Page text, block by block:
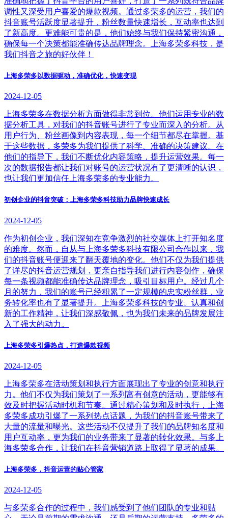
调性又深受用户喜爱的爆款视频。通过多荣多的运营，我们的
抖音账号活跃度显著提升，粉丝数量快速增长，互动率也达到
了新高度。更难能可贵的是，他们始终与我们保持紧密沟通，
确保每一个决策都能准确传达品牌理念。上海多荣多科技，是
我们抖音之旅的好伙伴！
上海多荣多以数据驱动，准确优化，快速变现
2024-12-05
上海多荣多在数据分析方面做得非常到位。他们运用专业的数
据分析工具，对我们的抖音账号进行了专业而深入的分析。从
用户行为、粉丝画像到内容表现，每一个细节都尽在掌握。基
于这些数据，多荣多为我们提供了科学、准确的决策建议。在
他们的指导下，我们不断优化内容策略，提升运营效果。每一
次的数据报告都让我们对账号的运营状况有了更清晰的认识，
也让我们更加信任上海多荣多的专业能力。
初创企业的抖音突破：上海多荣多科技助力品牌快速成长
2024-12-05
作为初创企业，我们深知在竞争激烈的社交媒体上打开知名度
的难度。然而，自从与上海多荣多科技有限公司合作以来，我
们的抖音账号便迎来了翻天覆地的变化。他们不仅为我们提供
了详尽的抖音运营规划，更亲自指导我们进行内容创作，确保
每一条视频都能准确传达品牌理念，吸引目标用户。经过几个
月的努力，我们的账号已经积累了一定规模的忠实粉丝群，业
务转化率也有了显著提升。上海多荣多科技的专业、认真和创
新的工作精神，让我们深感敬佩，也为我们未来的品牌发展注
入了强大的动力。
上海多荣多引爆热点，打造爆款视频
2024-12-05
上海多荣多在活动策划和执行方面展现出了专业的创意和执行
力。他们不仅为我们策划了一系列富有创意的活动，更能够有
效及时把握活动时机和节奏。通过精心策划和及时执行，上海
多荣多成功引爆了一系列热点话题，为我们的抖音账号带来了
大量的流量和曝光。这些活动不仅提升了我们的品牌知名度和
用户互动率，更为我们的业务带来了显著的转化效果。与多上
海多荣多合作，让我们在抖音营销道路上取得了显著的成果。
上海多荣多，抖音运营的贴心管家
2024-12-05
与多荣多合作的过程中，我们感受到了他们团队的专业和贴